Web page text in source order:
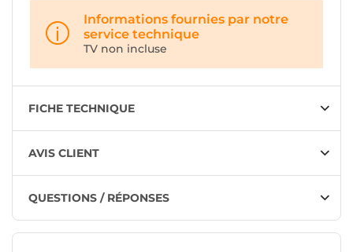
Informations fournies par notre
service technique
TV non incluse
FICHE TECHNIQUE
AVIS CLIENT
QUESTIONS / RÉPONSES